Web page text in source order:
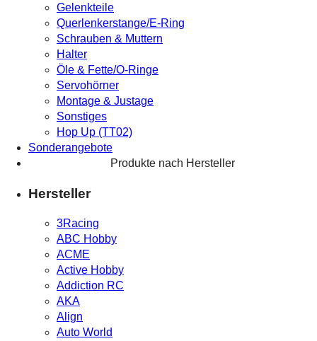
Gelenkteile
Querlenkerstange/E-Ring
Schrauben & Muttern
Halter
Öle & Fette/O-Ringe
Servohörner
Montage & Justage
Sonstiges
Hop Up (TT02)
Sonderangebote
Produkte nach Hersteller
Hersteller
3Racing
ABC Hobby
ACME
Active Hobby
Addiction RC
AKA
Align
Auto World